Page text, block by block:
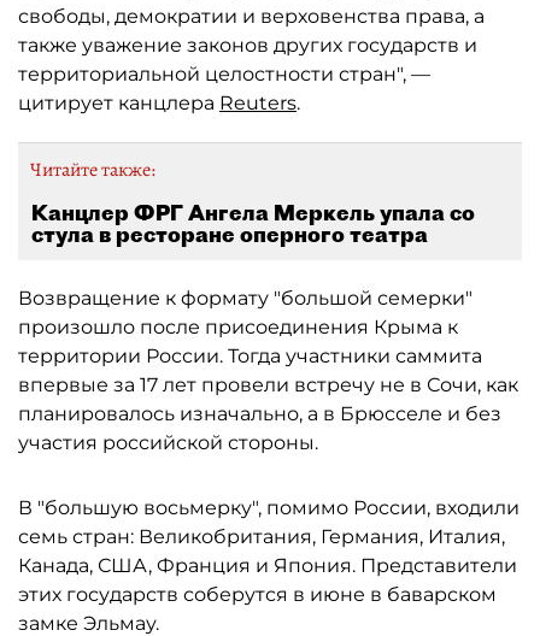
свободы, демократии и верховенства права, а
также уважение законов других государств и
территориальной целостности стран", —
цитирует канцлера Reuters.
Читайте также:
Канцлер ФРГ Ангела Меркель упала со
стула в ресторане оперного театра
Возвращение к формату "большой семерки"
произошло после присоединения Крыма к
территории России. Тогда участники саммита
впервые за 17 лет провели встречу не в Сочи, как
планировалось изначально, а в Брюсселе и без
участия российской стороны.
В "большую восьмерку", помимо России, входили
семь стран: Великобритания, Германия, Италия,
Канада, США, Франция и Япония. Представители
этих государств соберутся в июне в баварском
замке Эльмау.